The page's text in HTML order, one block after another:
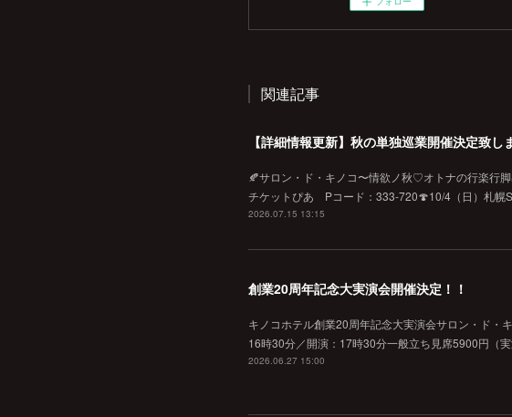
関連記事
【詳細情報更新】秋の単独巡業開催決定致し
🍂サロン・ド・キノコ〜情欲ノ秋♡オトナの行楽行
チケットぴあ Pコード：333-720🍄10/4（日）札
2026.07.15 13:15
創業20周年記念大実演会開催決定！！
キノコホテル創業20周年記念大実演会サロン・ド・
16時30分／開演：17時30分一般立ち見席5900円（
2026.06.27 15:00